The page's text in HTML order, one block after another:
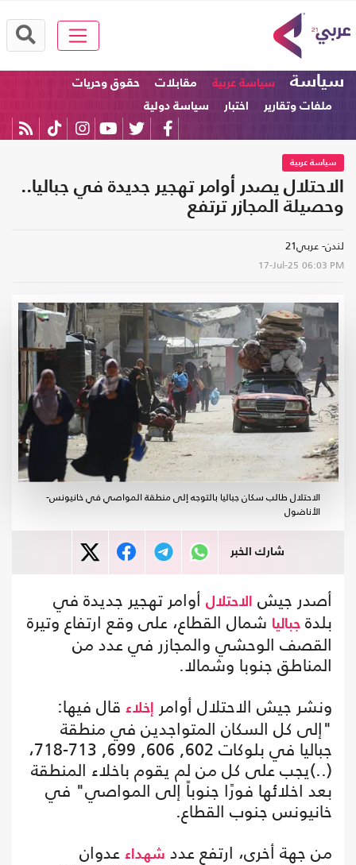
سياسة سياسة عربية مقابلات
حقوق وحريات
ملفات وتقارير
اختبار سياسة دولية
سياسة عربية
الاحتلال يصدر أوامر تهجير جديدة في جباليا..
وحصيلة المجازر ترتفع
لندن- عربي21
17-Jul-25 06:03 PM
الاحتلال طالب سكان جباليا بالتوجه إلى منطقة المواصي في خانيونس-
الأناضول
شارك الخبر
أصدر جيش الاحتلال أوامر تهجير جديدة في
بلدة جباليا شمال القطاع، على وقع ارتفاع وتيرة
القصف الوحشي والمجازر في عدد من
المناطق جنوبا وشمالا.
ونشر جيش الاحتلال أوامر
إخلاء قال فيها:
"إلى كل السكان المتواجدين في منطقة
جباليا في بلوكات 602, 606, 699, 713-718،
(..)يجب على كل من لم يقوم باخلاء المنطقة
بعد اخلائها فورًا جنوباً إلى المواصي" في
خانيونس جنوب القطاع.
من جهة أخرى، ارتفع عدد شهداء عدوان